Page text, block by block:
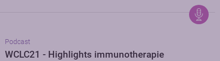
Podcast
WCLC21 - Highlights immunotherapie